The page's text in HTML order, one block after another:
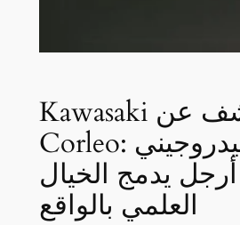
Kawasaki تكشف عن
Corleo: روبوت هيدروجيني
أرجل يدمج الخيال
العلمي بالواقع